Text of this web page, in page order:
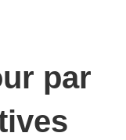
par